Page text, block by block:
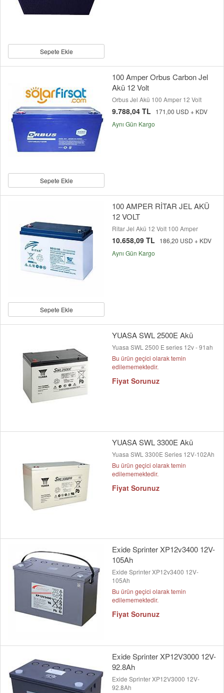
Sepete Ekle
Sepete Ekle
100 Amper Orbus Carbon Jel
Akü 12 Volt
Orbus Jel Akü 100 Amper 12 Volt
9.788,04 TL
171,00 USD + KDV
Aynı Gün Kargo
Sepete Ekle
100 AMPER RİTAR JEL AKÜ
12 VOLT
Ritar Jel Akü 12 Volt 100 Amper
10.658,09 TL
186,20 USD + KDV
Aynı Gün Kargo
YUASA SWL 2500E Akü
Yuasa SWL 2500 E series 12v - 91ah
Bu ürün geçici olarak temin
edilememektedir.
Fiyat Sorunuz
YUASA SWL 3300E Akü
Yuasa SWL 3300E Series 12V-102Ah
Bu ürün geçici olarak temin
edilememektedir.
Fiyat Sorunuz
Exide Sprinter XP12v3400 12V-
105Ah
Exide Sprinter XP12v3400 12V-
105Ah
Bu ürün geçici olarak temin
edilememektedir.
Fiyat Sorunuz
Exide Sprinter XP12V3000 12V-
92.8Ah
Exide Sprinter XP12V3000 12V-
92.8Ah